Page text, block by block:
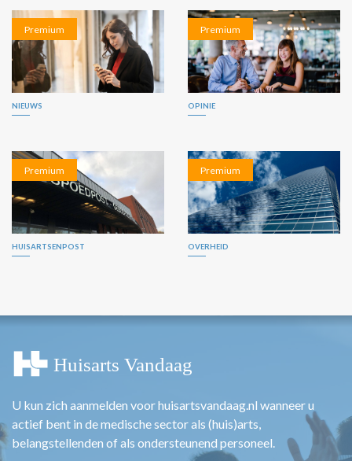
Premium
NIEUWS
Premium
OPINIE
Premium
HUISARTSENPOST
Premium
OVERHEID
U kun zich aanmelden voor huisartsvandaag.nl wanneer u
actief bent in de medische sector als (huis)arts,
belangstellenden of als ondersteunend personeel.